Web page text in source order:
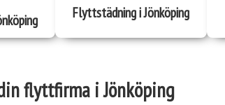
Flyttstädning i Jönköping
flyttfirma i Jönköping